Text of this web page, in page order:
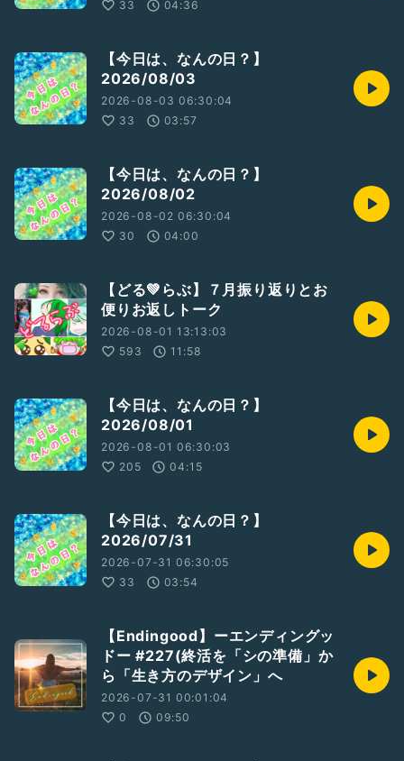
33
04:36
【今日は、なんの日？】
2026/08/03
2026-08-03 06:30:04
33
03:57
【今日は、なんの日？】
2026/08/02
2026-08-02 06:30:04
30
04:00
【どる💚らぶ】７月振り返りとお
便りお返しトーク
2026-08-01 13:13:03
593
11:58
【今日は、なんの日？】
2026/08/01
2026-08-01 06:30:03
205
04:15
【今日は、なんの日？】
2026/07/31
2026-07-31 06:30:05
33
03:54
【Endingood】ーエンディングッ
ドー #227(終活を「シの準備」か
ら「生き方のデザイン」へ
2026-07-31 00:01:04
0
09:50